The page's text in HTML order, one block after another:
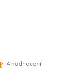
4 hodnocení